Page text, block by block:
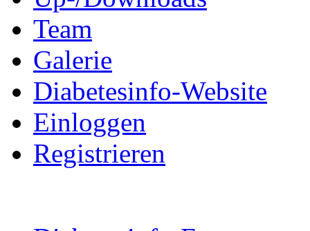
Team
Galerie
Diabetesinfo-Website
Einloggen
Registrieren